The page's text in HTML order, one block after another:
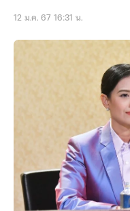
12 ม.ค. 67 16:31 น.